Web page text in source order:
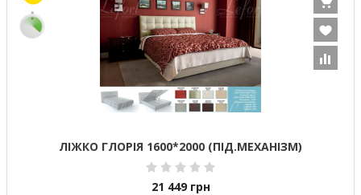
ЛІЖКО ГЛОРІЯ 1600*2000 (ПІД.МЕХАНІЗМ)
21 449 грн